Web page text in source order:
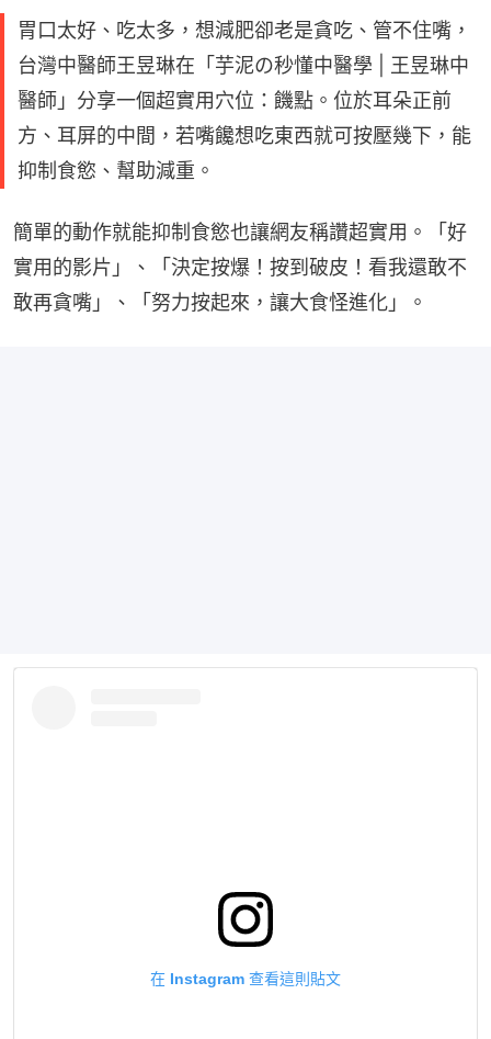
胃口太好、吃太多，想減肥卻老是貪吃、管不住嘴，
台灣中醫師王昱琳在「芋泥の秒懂中醫學 | 王昱琳中
醫師」分享一個超實用穴位：饑點。位於耳朵正前
方、耳屏的中間，若嘴饞想吃東西就可按壓幾下，能
抑制食慾、幫助減重。
簡單的動作就能抑制食慾也讓網友稱讚超實用。「好
實用的影片」、「決定按爆！按到破皮！看我還敢不
敢再貪嘴」、「努力按起來，讓大食怪進化」。
在 Instagram 查看這則貼文